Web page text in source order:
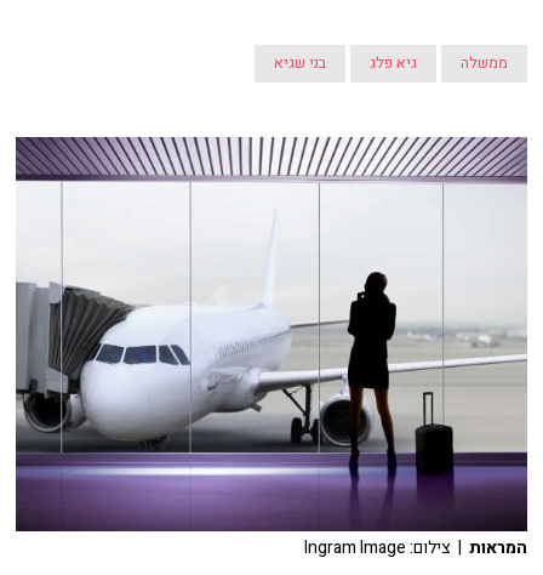
ממשלה גיא פלג בני שגיא
המראות | צילום: Ingram Image